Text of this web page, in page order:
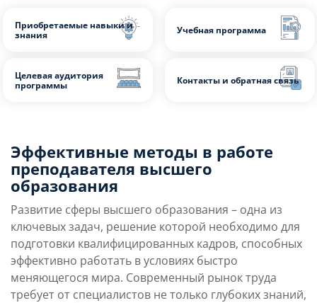
260 часов
174 364 р.
Приобретаемые навыки и
знания
Учебная программа
Целевая аудитория
программы
Контакты и
Эффективные методы в работе
преподавателя высшего
образования
Развитие сферы высшего образования – одна из
ключевых задач, решение которой необходимо для
подготовки квалифицированных кадров, способных
эффективно работать в условиях быстро
меняющегося мира. Современный рынок труда
требует от специалистов не только глубоких знаний,